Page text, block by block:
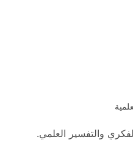
والتفسير العلمي.